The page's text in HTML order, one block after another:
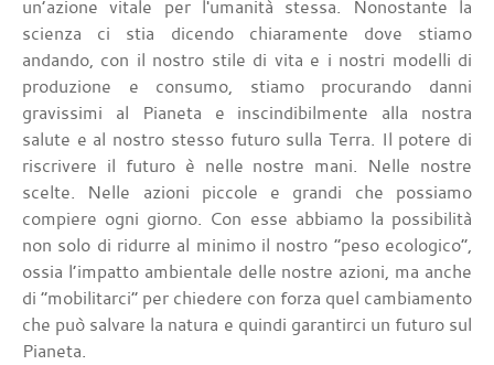
un’azione vitale per l'umanità stessa. Nonostante la
scienza ci stia dicendo chiaramente dove stiamo
andando, con il nostro stile di vita e i nostri modelli di
produzione e consumo, stiamo procurando danni
gravissimi al Pianeta e inscindibilmente alla nostra
salute e al nostro stesso futuro sulla Terra. Il potere di
riscrivere il futuro è nelle nostre mani. Nelle nostre
scelte. Nelle azioni piccole e grandi che possiamo
compiere ogni giorno. Con esse abbiamo la possibilità
non solo di ridurre al minimo il nostro “peso ecologico”,
ossia l’impatto ambientale delle nostre azioni, ma anche
di “mobilitarci” per chiedere con forza quel cambiamento
che può salvare la natura e quindi garantirci un futuro sul
Pianeta.